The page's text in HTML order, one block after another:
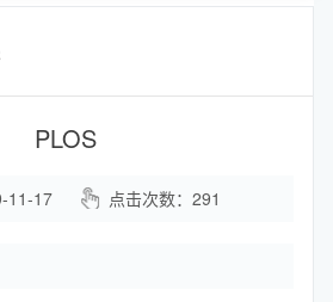
PLOS
11-17 点击次数： 291